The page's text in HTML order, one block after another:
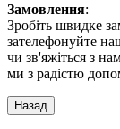
Замовлення:
Зробіть швидке
зателефонуйте
чи зв'яжіться з
ми з радістю